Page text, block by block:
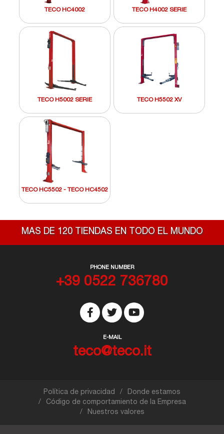
TECO HC4002 TECO H4002 SERIE
TECO H5002 SERIE TECO H5502 XV
TECO HC5502 - TECO HC4502
MAS DE 120 TIENDAS EN TODO EL MUNDO
PHONE NUMBER
+39 0522 736780
E-MAIL
teco@teco.it
Política de privacidad
Donde estamos
Código de comportamiento de la Empresa
Nuestros valores